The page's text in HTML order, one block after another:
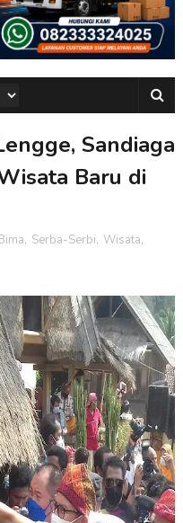
Sandiaga
Baru di
, Serba-Serbi, Wisata,